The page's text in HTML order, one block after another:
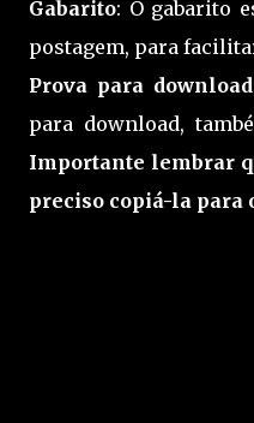
Gabarito: O gabarito
postagem, para
Prova para download
para download,
Importante lembrar
preciso copiá-la para